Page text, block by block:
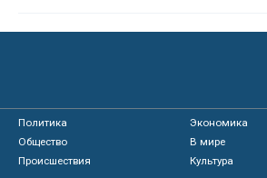
Политика
Экономика
Общество
В мире
Происшествия
Культура